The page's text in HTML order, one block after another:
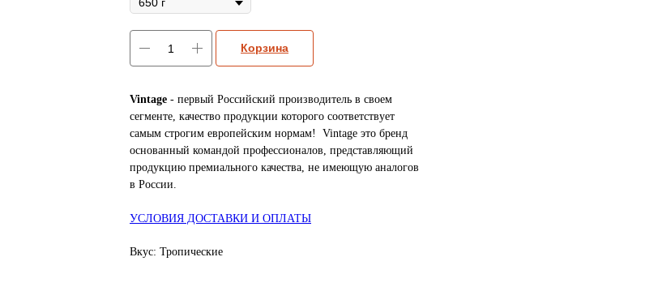
Корзина
Vintage - первый Российский производитель в своем
сегменте, качество продукции которого соответствует
самым строгим европейским нормам! Vintage это бренд
основанный командой профессионалов, представляющий
продукцию премиального качества, не имеющую аналогов
в России.
УСЛОВИЯ ДОСТАВКИ И ОПЛАТЫ
Вкус: Тропические